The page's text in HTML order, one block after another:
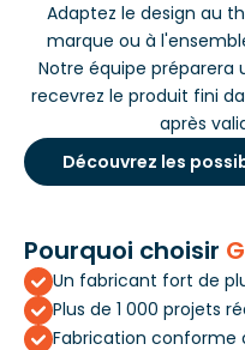
Adaptez le design au
marque ou à
Notre équipe préparera
recevrez le produit fini
après
Découvrez les
Pourquoi choisir
Un fabricant fort de
Plus de 1 000 projets
Fabrication conforme